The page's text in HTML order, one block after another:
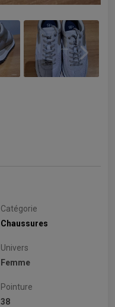
Catégorie
Chaussures
Univers
Femme
Pointure
38